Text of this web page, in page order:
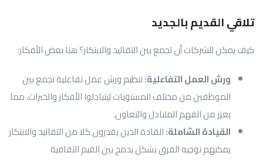
تلاقي القديم بالجديد
كيف يمكن للشركات أن تجمع بين التقاليد والابتكار؟ هنا بعض الأفكار:
ورش العمل التفاعلية:تنظيم ورش عمل تفاعلية تجمع بين
الموظفين من مختلف المستويات ليتبادلوا الأفكار والخبرات، مما
يعزز من الفهم المتبادل والتعاون.
القيادة الشاملة:القادة الذين يقدرون كلا من التقاليد والابتكار
يمكنهم توجيه الفرق بشكل يدمج بين القيم الثقافية